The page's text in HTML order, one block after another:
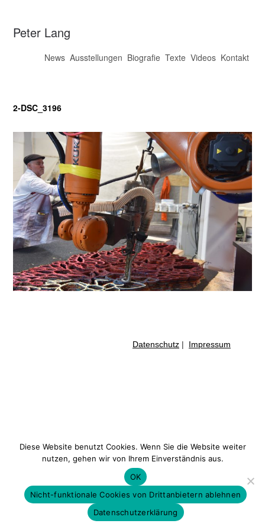
Peter Lang
News Ausstellungen Biografie Texte Videos Kontakt
2-DSC_3196
Datenschutz | Impressum
Diese Website benutzt Cookies. Wenn Sie die Website weiter
nutzen, gehen wir von Ihrem Einverständnis aus.
OK
Nicht-funktionale Cookies von Drittanbietern ablehnen
Datenschutzerklärung